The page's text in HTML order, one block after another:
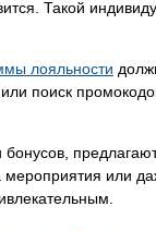
Такой
лояльности
поиск
или